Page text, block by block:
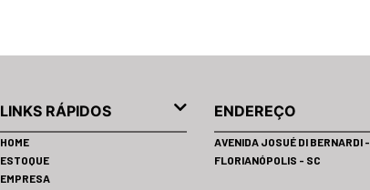
LINKS RÁPIDOS
HOME
ESTOQUE
EMPRESA
ENDEREÇO
AVENIDA JOSUÉ DI BERNARDI -
FLORIANÓPOLIS - SC